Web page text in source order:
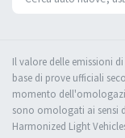
Il valore delle emissioni
base di prove ufficiali
momento
sono omologati ai sensi
Harmonized Light